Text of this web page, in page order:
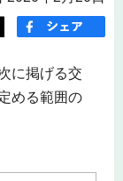
に掲げる交
める範囲の